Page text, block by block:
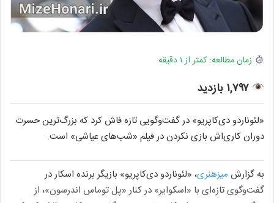
زمان مطالعه: کمتر از ۱ دقیقه
۱,۷۹۷ بازدید
«لئوناردو دی‌کاپریو» در گفت‌وگویی تازه فاش کرد که بزرگ‌ترین حسرت
دوران کاری‌اش بازی نکردن در فیلم «شب‌های عیاشی» است.
به گزارش میزهنری، «لئوناردو دی‌کاپریو» بازیگر برنده اسکار در
گفت‌وگوی تازه‌ای با «اسکوایر» در کنار «پل توماس اندرسون»، از